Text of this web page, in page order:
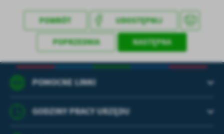
POWRÓT UDOSTĘPNIJ
POPRZEDNIA NASTĘPNA
POMOCNE LINKI
GODZINY PRACY URZĘDU